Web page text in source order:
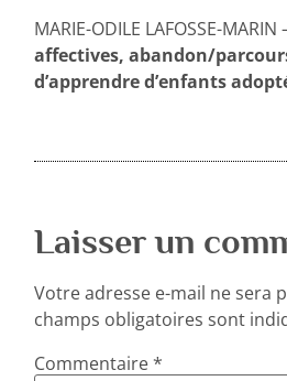
MARIE-ODILE LAFOSSE-MARIN
affectives, abandon/
d’apprendre d’enfants
Laisser un
Votre adresse e-mail ne sera
champs obligatoires sont
Commentaire*